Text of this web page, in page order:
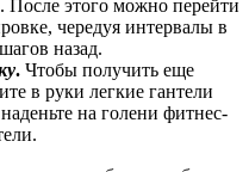
После этого можно перейти
чередуя интервалы в
назад.
. Чтобы получить еще
в руки легкие гантели
на голени фитнес-